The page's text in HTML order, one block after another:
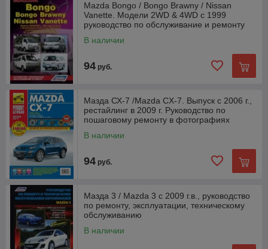
Mazda Bongo / Bongo Brawny / Nissan
Vanette. Модели 2WD & 4WD с 1999
руководство по обслуживание и ремонту
В наличии
94 руб.
Мазда СХ-7 /Mazda CX-7. Выпуск с 2006 г.,
рестайлинг в 2009 г. Руководство по
пошаговому ремонту в фотографиях
В наличии
94 руб.
Мазда 3 / Mazda 3 с 2009 г.в., руководство
по ремонту, эксплуатации, техническому
обслуживанию
В наличии